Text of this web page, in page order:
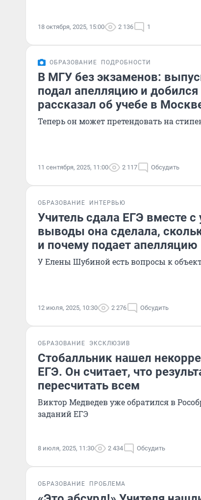
18 октября, 2025, 15:00 2 136 1
ОБРАЗОВАНИЕ ПОДРОБНОСТИ
В МГУ без экзаменов:
подал апелляцию и
рассказал об учебе в
Теперь он может претендовать на
11 сентября, 2025, 11:00 2 117 Обсудить
ОБРАЗОВАНИЕ ИНТЕРВЬЮ
Учитель сдала ЕГЭ вместе
выводы она сделала,
и почему подает апелляцию
У Елены Шубиной есть вопросы к
12 июля, 2025, 10:30 2 276 Обсудить
ОБРАЗОВАНИЕ ЭКСКЛЮЗИВ
Стобалльник нашел
ЕГЭ. Он считает, что
пересчитать всем
Виктор Медведев уже обратился в
заданий ЕГЭ
8 июля, 2025, 11:30 2 434 Обсудить
ОБРАЗОВАНИЕ ПРОБЛЕМА